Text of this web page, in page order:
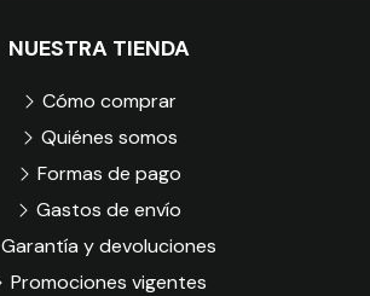
NUESTRA TIENDA
Cómo comprar
Quiénes somos
Formas de pago
Gastos de envío
Garantía y devoluciones
Promociones vigentes